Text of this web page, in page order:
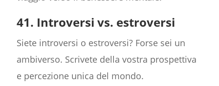
41. Introversi vs. estroversi
Siete introversi o estroversi? Forse sei un
ambiverso. Scrivete della vostra prospettiva
e percezione unica del mondo.